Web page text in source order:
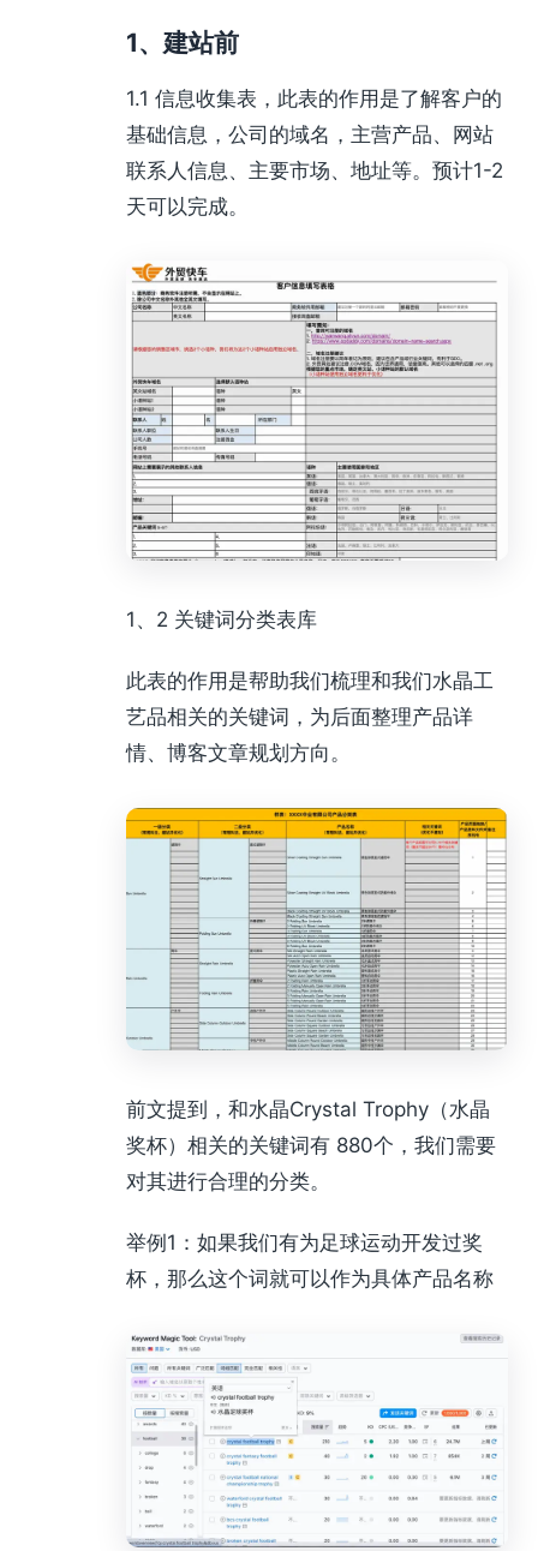
1、建站前
1.1 信息收集表，此表的作用是了解客户的
基础信息，公司的域名，主营产品、网站
联系人信息、主要市场、地址等。预计1-2
天可以完成。
1、2 关键词分类表库
此表的作用是帮助我们梳理和我们水晶工
艺品相关的关键词，为后面整理产品详
情、博客文章规划方向。
前文提到，和水晶Crystal Trophy（水晶
奖杯）相关的关键词有 880个，我们需要
对其进行合理的分类。
举例1：如果我们有为足球运动开发过奖
杯，那么这个词就可以作为具体产品名称